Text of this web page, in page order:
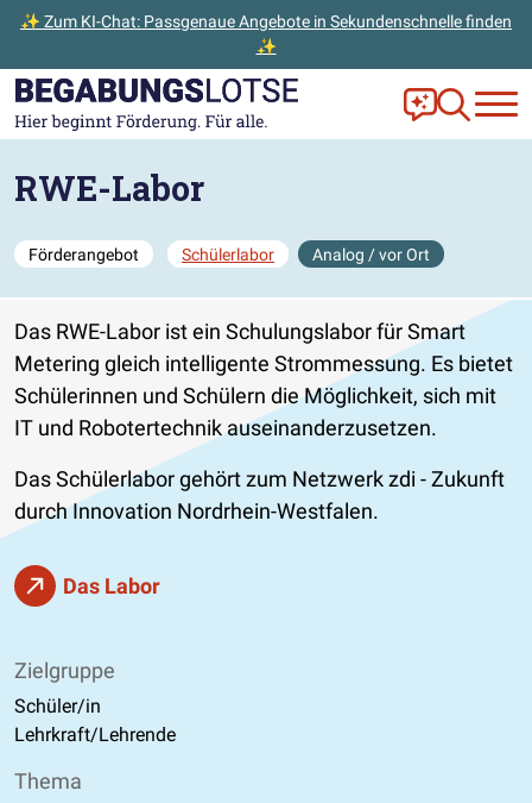
✨ Zum KI-Chat: Passgenaue Angebote in Sekundenschnelle finden
✨
Zum Hauptinhalt der Seite springen
Zur Startseite gehen Frag Ella!
Zur
RWE-Labor
Förderangebot Schülerlabor Analog / vor Ort
Das RWE-Labor ist ein Schulungslabor für Smart
Metering gleich intelligente Strommessung. Es bietet
Schülerinnen und Schülern die Möglichkeit, sich mit
IT und Robotertechnik auseinanderzusetzen.
Das Schülerlabor gehört zum Netzwerk zdi - Zukunft
durch Innovation Nordrhein-Westfalen.
Das Labor
Zielgruppe
Schüler/in
Lehrkraft/Lehrende
Thema